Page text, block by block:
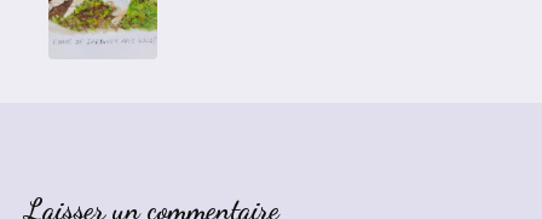
Laisser un commentaire